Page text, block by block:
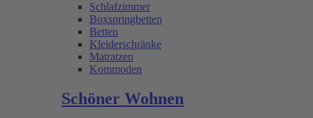
Schlafzimmer
Boxspringbetten
Betten
Kleiderschränke
Matratzen
Kommoden
Schöner Wohnen